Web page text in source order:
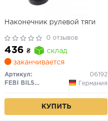
Наконечник рулевой тяги
0 отзывов
436 ₴
склад
заканчивается
Артикул:
06192
FEBI BILSTEIN
Германия
КУПИТЬ